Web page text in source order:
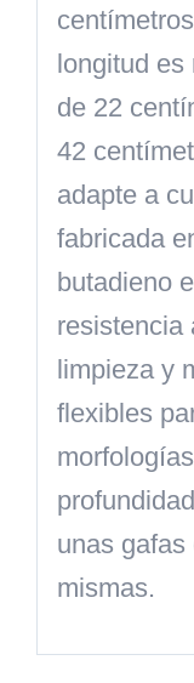
longitud es
de 22
42
adapte a
fabricada
butadieno
resistencia
limpieza y
flexibles
unas
mismas.